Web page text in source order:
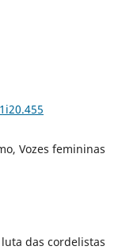
Vozes femininas
das cordelistas